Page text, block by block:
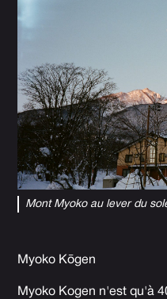
Mont Myoko au lever du
Myoko Kōgen
Myoko Kogen n'est qu'à